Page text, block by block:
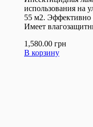
использования на
55 м2. Эффективно
Имеет
1,580.00 грн
В корзину